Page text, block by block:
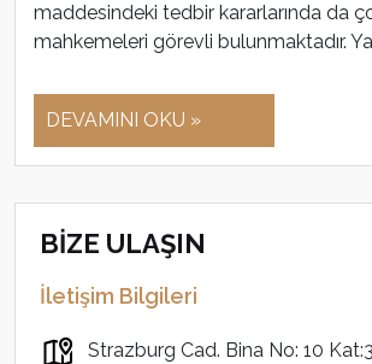
maddesindeki tedbir kararlarında da
mahkemeleri görevli bulunmaktadır.
DEVAMINI OKU »
BİZE ULAŞIN
İletişim Bilgileri
Strazburg Cad. Bina No: 10